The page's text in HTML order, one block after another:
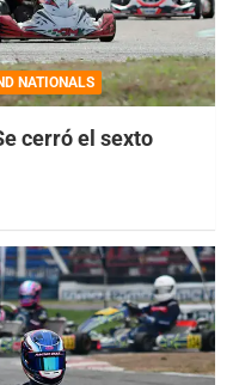
NATIONALS
cerró el sexto